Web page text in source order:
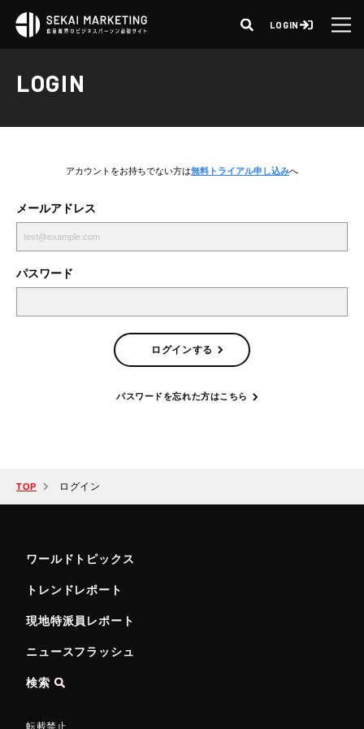
LOGIN
LOGIN
アカウントをお持ちでない方は無料トライアル申し込みへ
メールアドレス
パスワード
ログインする
パスワードを忘れた方はこちら
TOP ログイン
ワールドトピックス
トレンドレポート
現地特派員レポート
ニュースフラッシュ
検索
転載禁止